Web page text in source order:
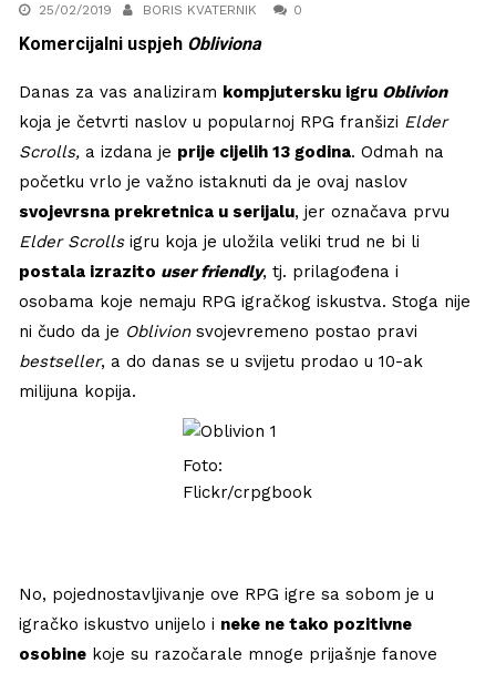
25/02/2019 BORIS KVATERNIK 0
Komercijalni uspjeh Obliviona
Danas za vas analiziram kompjutersku igru Oblivion
koja je četvrti naslov u popularnoj RPG franšizi Elder
Scrolls, a izdana je prije cijelih 13 godina. Odmah na
početku vrlo je važno istaknuti da je ovaj naslov
svojevrsna prekretnica u serijalu, jer označava prvu
Elder Scrollsigru koja je uložila veliki trud ne bi li
postala izrazito user friendly, tj. prilagođena i
osobama koje nemaju RPG igračkog iskustva. Stoga nije
ni čudo da je Oblivionsvojevremeno postao pravi
bestseller, a do danas se u svijetu prodao u 10-ak
milijuna kopija.
Foto:
Flickr/crpgbook
No, pojednostavljivanje ove RPG igre sa sobom je u
igračko iskustvo unijelo i neke ne tako pozitivne
osobine koje su razočarale mnoge prijašnje fanove